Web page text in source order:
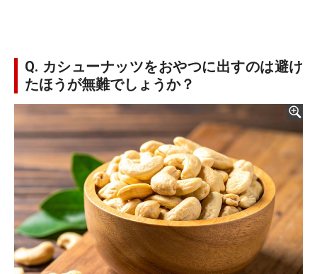
Q. カシューナッツをおやつに出すのは避け
たほうが無難でしょうか？